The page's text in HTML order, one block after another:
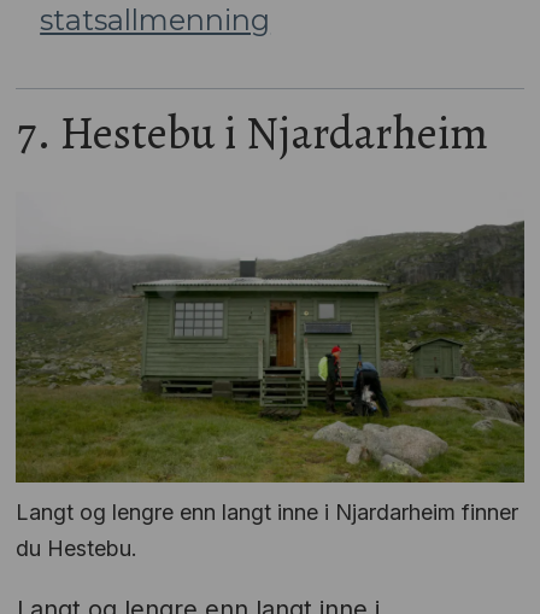
statsallmenning
7. Hestebu i Njardarheim
Langt og lengre enn langt inne i Njardarheim finner
du Hestebu.